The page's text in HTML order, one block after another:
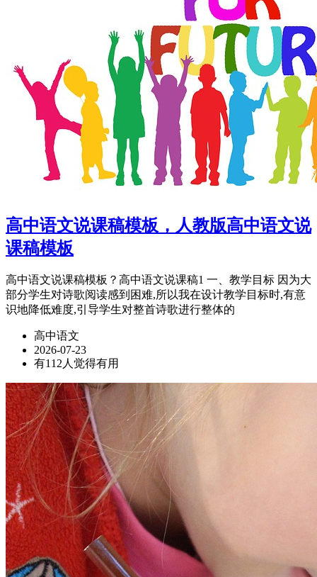
高中语文说课稿模板，人教版高中语文说
课稿模板
高中语文说课稿模板？高中语文说课稿1 一、教学目标 因为大
部分学生对诗歌阅读感到困难,所以我在设计教学目标时,有意
识地降低难度,引导学生对整首诗歌进行整体的
高中语文
2026-07-23
有112人觉得有用